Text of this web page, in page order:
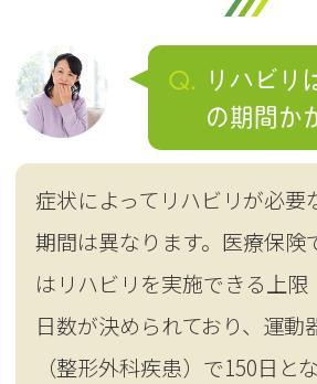
Q.
リハビリ
の期間か
症状によってリハビリが必要
期間は異なります。医療保険
はリハビリを実施できる上限
日数が決められており、運動
（整形外科疾患）で150日とな